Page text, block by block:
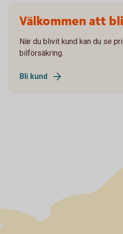
Välkommen att
När du blivit kund kan du se
bilförsäkring.
Bli kund